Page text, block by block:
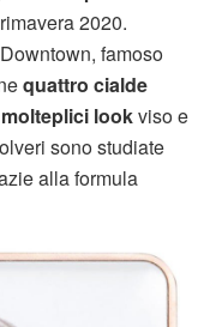
2020.
famoso
quattro cialde
molteplici lookviso e
sono studiate
alla formula